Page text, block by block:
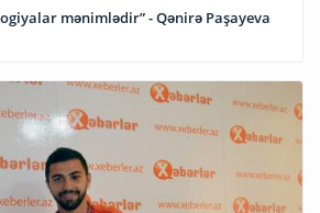
mənimlədir” - Qənirə Paşayeva